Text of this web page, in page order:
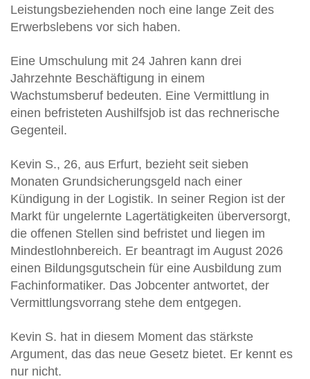
Leistungsbeziehenden noch eine lange Zeit des
Erwerbslebens vor sich haben.
Eine Umschulung mit 24 Jahren kann drei
Jahrzehnte Beschäftigung in einem
Wachstumsberuf bedeuten. Eine Vermittlung in
einen befristeten Aushilfsjob ist das rechnerische
Gegenteil.
Kevin S., 26, aus Erfurt, bezieht seit sieben
Monaten Grundsicherungsgeld nach einer
Kündigung in der Logistik. In seiner Region ist der
Markt für ungelernte Lagertätigkeiten überversorgt,
die offenen Stellen sind befristet und liegen im
Mindestlohnbereich. Er beantragt im August 2026
einen Bildungsgutschein für eine Ausbildung zum
Fachinformatiker. Das Jobcenter antwortet, der
Vermittlungsvorrang stehe dem entgegen.
Kevin S. hat in diesem Moment das stärkste
Argument, das das neue Gesetz bietet. Er kennt es
nur nicht.